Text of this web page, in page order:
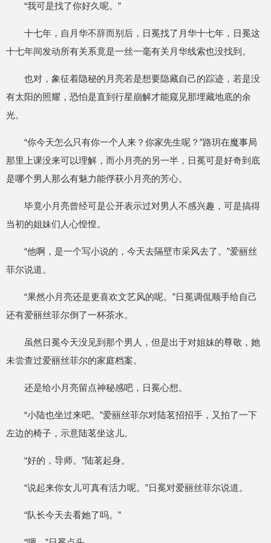
“我可是找了你好久呢。”
十七年，自月华不辞而别后，日冕找了月华十七年，日冕这
十七年间发动所有关系竟是一丝一毫有关月华线索也没找到。
也对，象征着隐秘的月亮若是想要隐藏自己的踪迹，若是没
有太阳的照耀，恐怕是直到行星崩解才能窥见那埋藏地底的余
光。
“你今天怎么只有你一个人来？你家先生呢？”路玥在魔事局
那里上课没来可以理解，而小月亮的另一半，日冕可是好奇到底
是哪个男人那么有魅力能俘获小月亮的芳心。
毕竟小月亮曾经可是公开表示过对男人不感兴趣，可是搞得
当初的姐妹们人心惶惶。
“他啊，是一个写小说的，今天去隔壁市采风去了。”爱丽丝
菲尔说道。
“果然小月亮还是更喜欢文艺风的呢。”日冕调侃顺手给自己
还有爱丽丝菲尔倒了一杯茶水。
虽然日冕今天没见到那个男人，但是出于对姐妹的尊敬，她
未尝查过爱丽丝菲尔的家庭档案。
还是给小月亮留点神秘感吧，日冕心想。
“小陆也坐过来吧。”爱丽丝菲尔对陆茗招招手，又拍了一下
左边的椅子，示意陆茗坐这儿。
“好的，导师。”陆茗起身。
“说起来你女儿可真有活力呢。”日冕对爱丽丝菲尔说道。
“队长今天去看她了吗。”